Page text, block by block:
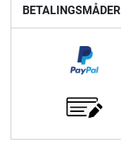
BETALINGSMÅDER